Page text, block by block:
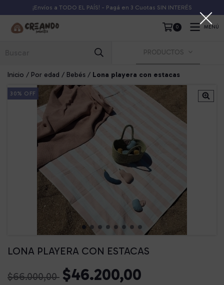
¡Envíos a TODO EL PAÍS! - Pagá en 3 Cuotas SIN INTERÉS
0 MENÚ
PRODUCTOS
Inicio / Por edad / Bebés / Lona playera con estacas
30% OFF
LONA PLAYERA CON ESTACAS
$66.000,00 $46.200,00